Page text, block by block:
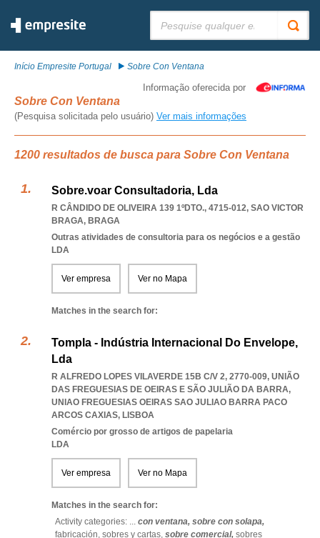
Início Empresite Portugal Sobre Con Ventana
Informação oferecida por
Sobre Con Ventana
(Pesquisa solicitada pelo usuário) Ver mais informações
1200 resultados de busca para Sobre Con Ventana
Sobre.voar Consultadoria, Lda
R CÂNDIDO DE OLIVEIRA 139 1ºDTO., 4715-012, SAO VICTOR
BRAGA, BRAGA
Outras atividades de consultoria para os negócios e a gestão
LDA
Ver empresa Ver no Mapa
Matches in the search for:
Tompla - Indústria Internacional Do Envelope,
Lda
R ALFREDO LOPES VILAVERDE 15B C/V 2, 2770-009, UNIÃO
DAS FREGUESIAS DE OEIRAS E SÃO JULIÃO DA BARRA,
UNIAO FREGUESIAS OEIRAS SAO JULIAO BARRA PACO
ARCOS CAXIAS, LISBOA
Comércio por grosso de artigos de papelaria
LDA
Ver empresa Ver no Mapa
Matches in the search for:
Activity categories: ... con ventana, sobre con solapa,
fabricación, sobres y cartas, sobre comercial, sobres